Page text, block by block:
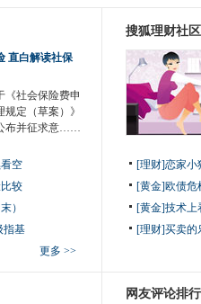
直白解读社保
《社会保险费申
规定（草案）》
布并征求意……
空
较
）
指基
更多 >>
搜狐理财社
[理财]恋家小
[黄金]欧债危
[黄金]技术上
[理财]买卖的
网友评论排行